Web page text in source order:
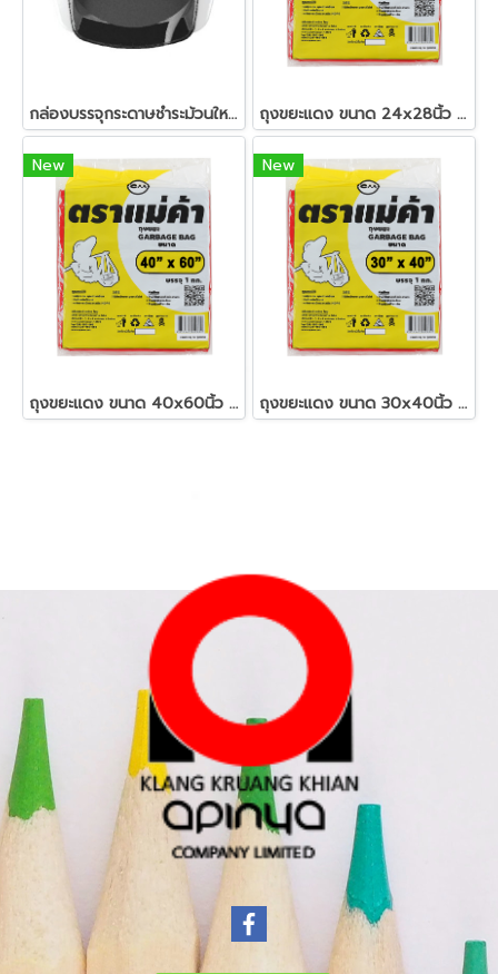
กล่องบรรจุกระดาษชำระม้วนใหญ่ BJC ถุงขยะแดง ขนาด 24x28นิ้ว ตราแม่ค้า
New
ถุงขยะแดง ขนาด 40x60นิ้ว ตราแม่ค้า
New
ถุงขยะแดง ขนาด 30x40นิ้ว ตราแม่ค้า